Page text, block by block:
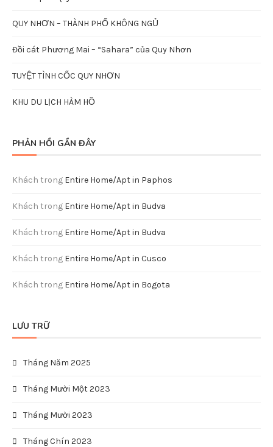
QUY NHƠN – THÀNH PHỐ KHÔNG NGỦ
Đồi cát Phương Mai – “Sahara” của Quy Nhơn
TUYỆT TÌNH CỐC QUY NHƠN
KHU DU LỊCH HÀM HỒ
PHẢN HỒI GẦN ĐÂY
Khách trong Entire Home/Apt in Paphos
Khách trong Entire Home/Apt in Budva
Khách trong Entire Home/Apt in Budva
Khách trong Entire Home/Apt in Cusco
Khách trong Entire Home/Apt in Bogota
LƯU TRỮ
Tháng Năm 2025
Tháng Mười Một 2023
Tháng Mười 2023
Tháng Chín 2023